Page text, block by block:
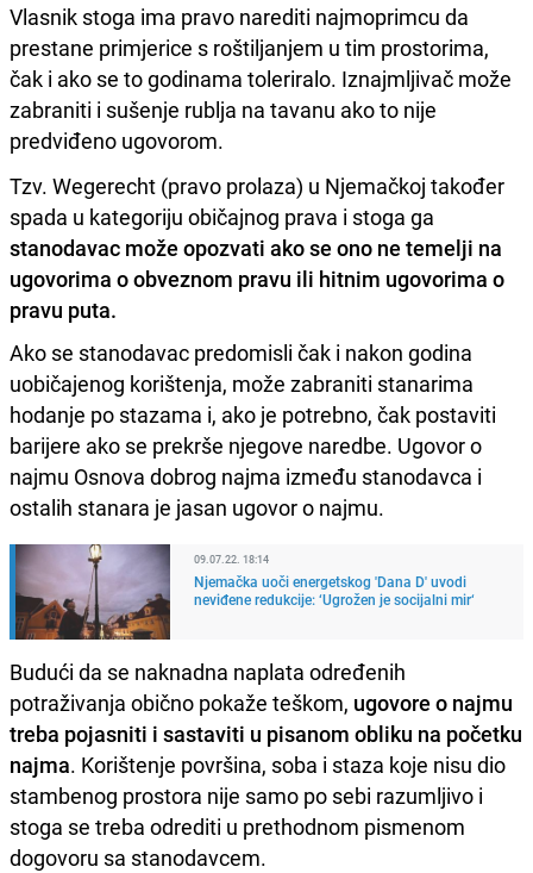
Vlasnik stoga ima pravo narediti najmoprimcu da
prestane primjerice s roštiljanjem u tim prostorima,
čak i ako se to godinama toleriralo. Iznajmljivač može
zabraniti i sušenje rublja na tavanu ako to nije
predviđeno ugovorom.
Tzv. Wegerecht (pravo prolaza) u Njemačkoj također
spada u kategoriju običajnog prava i stoga ga
stanodavac može opozvati ako se ono ne temelji na
ugovorima o obveznom pravu ili hitnim ugovorima o
pravu puta.
Ako se stanodavac predomisli čak i nakon godina
uobičajenog korištenja, može zabraniti stanarima
hodanje po stazama i, ako je potrebno, čak postaviti
barijere ako se prekrše njegove naredbe. Ugovor o
najmu Osnova dobrog najma između stanodavca i
ostalih stanara je jasan ugovor o najmu.
09.07.22. 18:14
Njemačka uoči energetskog 'Dana D' uvodi
neviđene redukcije: ‘Ugrožen je socijalni mir‘
Budući da se naknadna naplata određenih
potraživanja obično pokaže teškom, ugovore o najmu
treba pojasniti i sastaviti u pisanom obliku na početku
najma. Korištenje površina, soba i staza koje nisu dio
stambenog prostora nije samo po sebi razumljivo i
stoga se treba odrediti u prethodnom pismenom
dogovoru sa stanodavcem.